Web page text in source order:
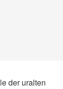
der uralten